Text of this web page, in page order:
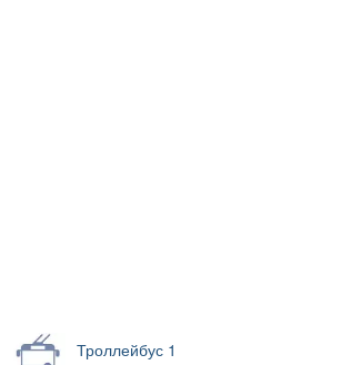
Троллейбус 1